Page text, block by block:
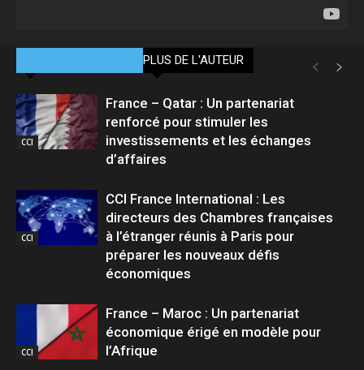
PLUS DE L'AUTEUR
CCI
France – Qatar : Un partenariat
renforcé pour stimuler les
investissements et les échanges
d’affaires
CCI
CCI France International : Les
directeurs des Chambres françaises
à l’étranger réunis à Paris pour
préparer les nouveaux défis
économiques
CCI
France – Maroc : Un partenariat
économique érigé en modèle pour
l’Afrique